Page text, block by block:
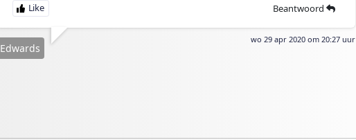
Beantwoord
wo 29 apr 2020 om 20:27 uur
Edwards